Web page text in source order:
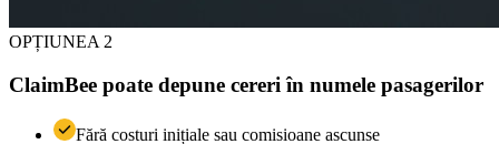
OPȚIUNEA 2
ClaimBee poate depune cereri în numele pasagerilor
Fără costuri inițiale sau comisioane ascunse